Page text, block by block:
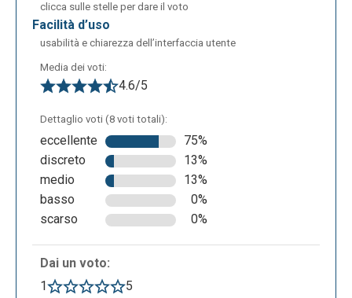
Una volta completata anche questa parte non resta
che attendere le risposte da parte dei collaboratori.
Quando si ricevono le risposte da parte degli utenti
esse vengono rappresentate sotto forma di un
grafico a torta come nell’immagine seguente. Moduli
vi da anche la possibilità di riversare i dati su un
foglio elettronico tramite il pulsante che trovate in
alto a destra del box, nella sezione risposte. Moduli
clicca sulle stelle per dare il voto
facilità d’uso
usabilità e chiarezza dell’interfaccia utente
Media dei voti:
4.6/5
Dettaglio voti (8 voti totali):
eccellente
75%
discreto
13%
medio
13%
basso
0%
scarso
0%
Dai un voto:
1
5